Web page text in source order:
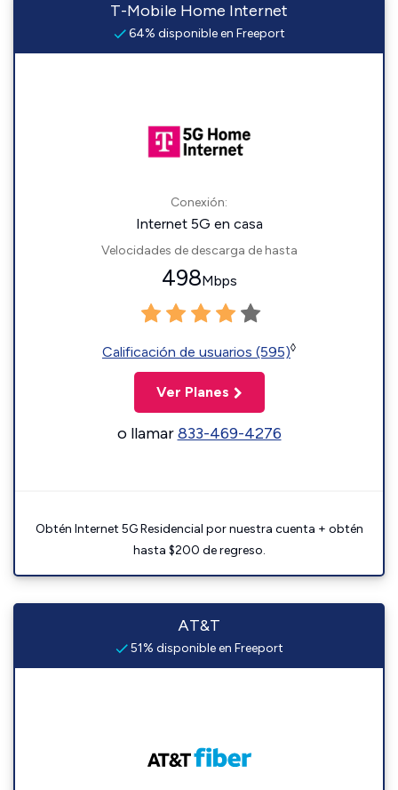
T-Mobile Home Internet
64% disponible en Freeport
Conexión:
Internet 5G en casa
Velocidades de descarga de hasta
498Mbps
Calificación de usuarios (595)◊
Ver Planes
o llamar833-469-4276
Obtén Internet 5G Residencial por nuestra cuenta + obtén
hasta $200 de regreso.
AT&T
51% disponible en Freeport